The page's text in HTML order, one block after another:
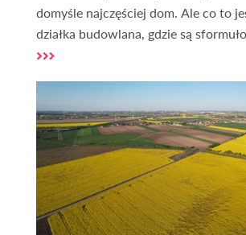
domyśle najczęściej dom. Ale co to
działka budowlana, gdzie są
definicje i jakie niosą ze sobą